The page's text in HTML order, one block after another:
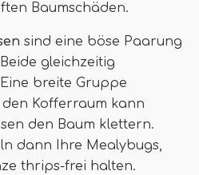
Baumschäden.
sind eine böse Paarung
gleichzeitig
breite Gruppe
Kofferraum kann
den Baum klettern.
dann Ihre Mealybugs,
thrips-frei halten.